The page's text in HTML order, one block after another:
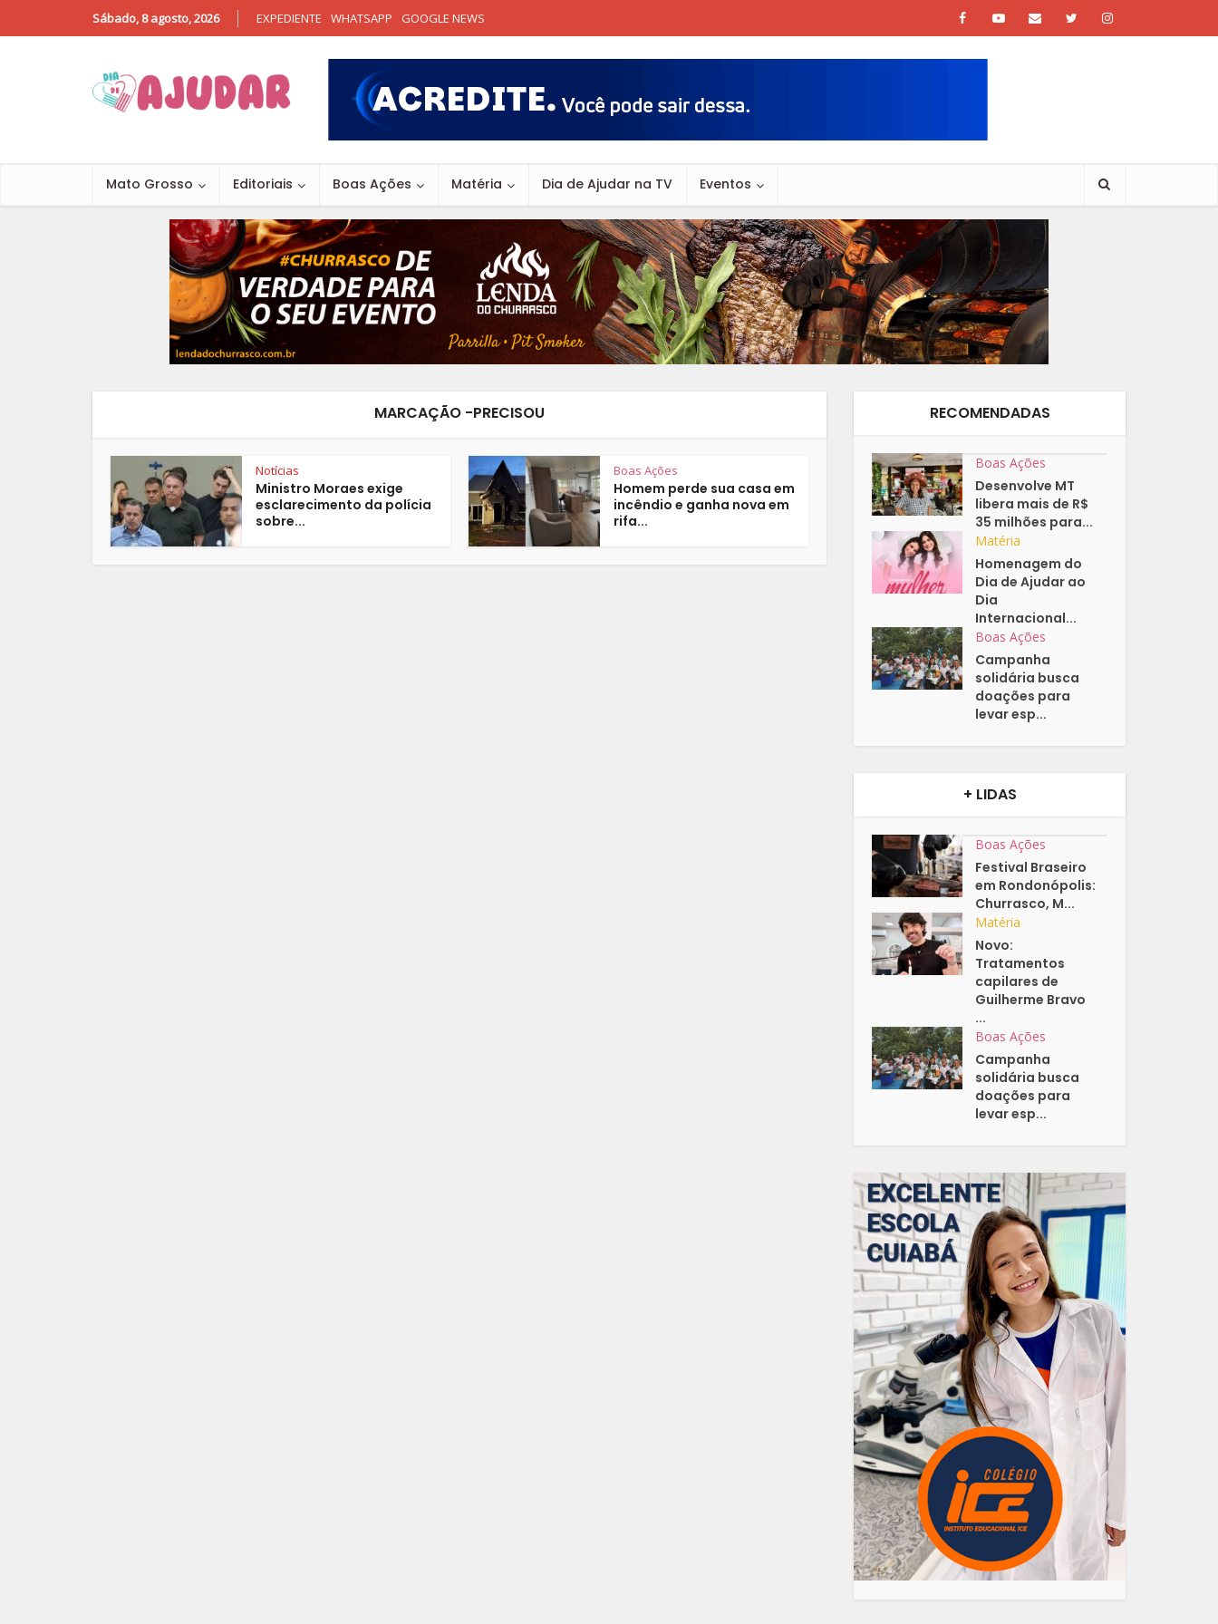
Sábado, 8 agosto, 2026 EXPEDIENTE WHATSAPP GOOGLE NEWS
Mato Grosso Editoriais Boas Ações Matéria Dia de Ajudar na TV Eventos
MARCAÇÃO -PRECISOU
Notícias
Ministro Moraes exige
esclarecimento da polícia
sobre...
Boas Ações
Homem perde sua casa em
incêndio e ganha nova em
rifa...
RECOMENDADAS
Boas Ações
Desenvolve MT
libera mais de R$
35 milhões para...
Matéria
Homenagem do
Dia de Ajudar ao
Dia
Internacional...
Boas Ações
Campanha
solidária busca
doações para
levar esp...
+ LIDAS
Boas Ações
Festival Braseiro
em Rondonópolis:
Churrasco, M...
Matéria
Novo:
Tratamentos
capilares de
Guilherme Bravo
...
Boas Ações
Campanha
solidária busca
doações para
levar esp...